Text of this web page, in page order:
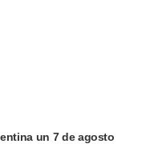
un 7 de agosto